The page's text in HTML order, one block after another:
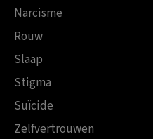
Narcisme
Rouw
Slaap
Stigma
Suïcide
Zelfvertrouwen